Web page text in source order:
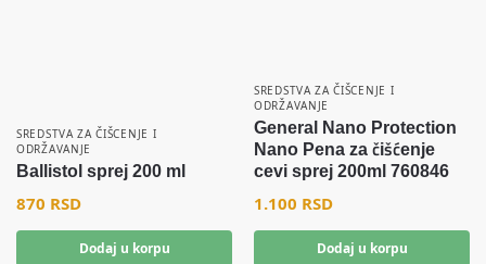
SREDSTVA ZA ČIŠCENJE I
ODRŽAVANJE
Ballistol sprej 200 ml
870 RSD
Dodaj u korpu
SREDSTVA ZA ČIŠCENJE I
ODRŽAVANJE
General Nano Protection
Nano Pena za čišćenje
cevi sprej 200ml 760846
1.100 RSD
Dodaj u korpu